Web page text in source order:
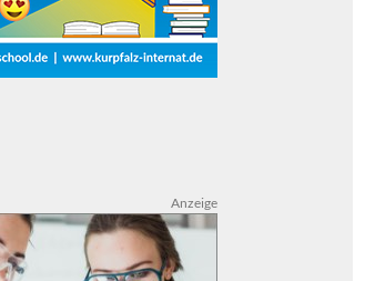
Anzeige